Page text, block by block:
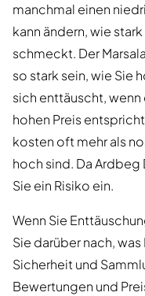
manchmal einen
kann ändern, wie
schmeckt. Der
so stark sein, wie Sie
sich enttäuscht,
hohen Preis
kosten oft mehr als
hoch sind. Da Ardbeg
Sie ein Risiko ein.
Wenn Sie
Sie darüber nach,
Sicherheit und
Bewertungen und